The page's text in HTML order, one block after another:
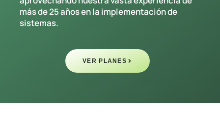
más de 25 años en la implementación de
sistemas.
VER PLANES